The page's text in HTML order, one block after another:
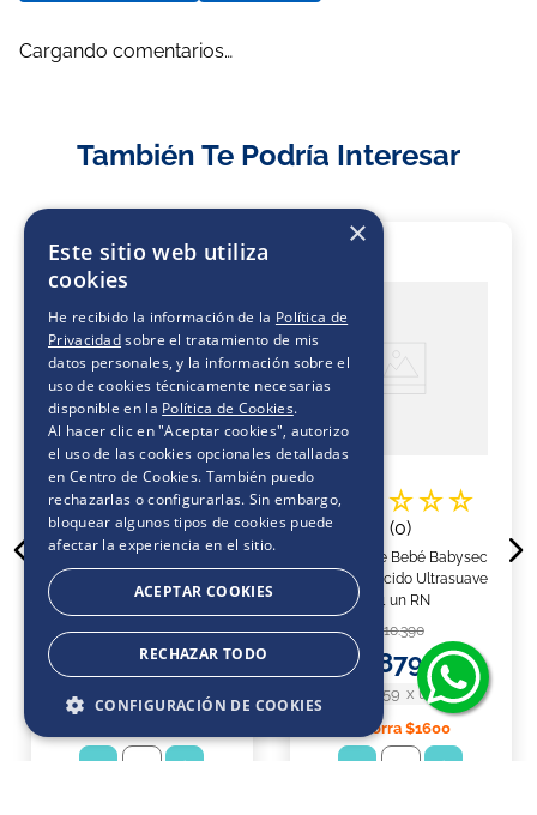
Cargando comentarios…
También Te Podría Interesar
20 %
☆☆☆☆☆
(0)
Pañales de Bebé Babysec
Total 112 un XG
$41.990
.590
＋
－
☆ ☆☆☆
(0)
Pañales de Bebé Babysec
Recién Nacido Ultrasuave
34 un RN
10.390
8790
$259 x un
Ahorra $1600
＋
－
×
Este sitio web utiliza
cookies
He recibido la información de la Política de
Privacidadsobre el tratamiento de mis
datos personales, y la información sobre el
uso de cookies técnicamente necesarias
disponible en la Política de Cookies.
Al hacer clic en "Aceptar cookies", autorizo
el uso de las cookies opcionales detalladas
en Centro de Cookies. También puedo
rechazarlas o configurarlas. Sin embargo,
bloquear algunos tipos de cookies puede
afectar la experiencia en el sitio.
ACEPTAR COOKIES
RECHAZAR TODO
CONFIGURACIÓN DE COOKIES